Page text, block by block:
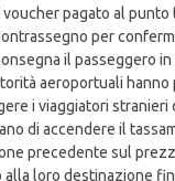
pagato al punto
per
il passeggero
aeroportuali
i viaggiatori stranieri
di accendere il
precedente sul
alla loro destinazione